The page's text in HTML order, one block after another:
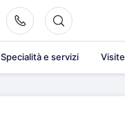
Specialità e servizi